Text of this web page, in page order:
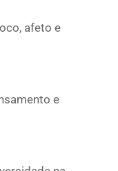
afeto e
e